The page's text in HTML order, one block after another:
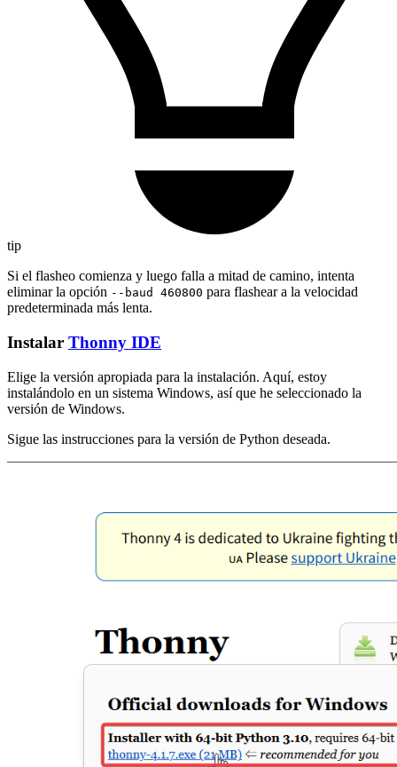
tip
Si el flasheo comienza y luego falla a mitad de camino, intenta
eliminar la opción --baud 460800 para flashear a la velocidad
predeterminada más lenta.
Instalar Thonny IDE
Elige la versión apropiada para la instalación. Aquí, estoy
instalándolo en un sistema Windows, así que he seleccionado la
versión de Windows.
Sigue las instrucciones para la versión de Python deseada.